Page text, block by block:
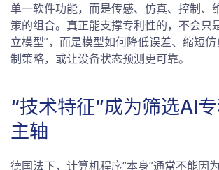
单一软件功能，而是传感、仿真、控制、
策的组合。真正能支撑专利性的，不会只
立模型”，而是模型如何降低误差、缩短
制策略，或让设备状态预测更可靠。
“技术特征”成为筛选AI
主轴
德国法下，计算机程序“本身”通常不能因